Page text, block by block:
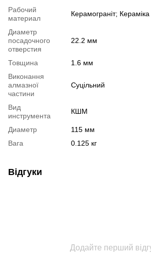
Рабочий
материал
Керамограніт; Кераміка
Диаметр
посадочного
отверстия
22.2 мм
Товщина
1.6 мм
Виконання
алмазної
частини
Суцільний
Вид
инструмента
КШМ
Диаметр
115 мм
Вага
0.125 кг
Відгуки
Додайте перший